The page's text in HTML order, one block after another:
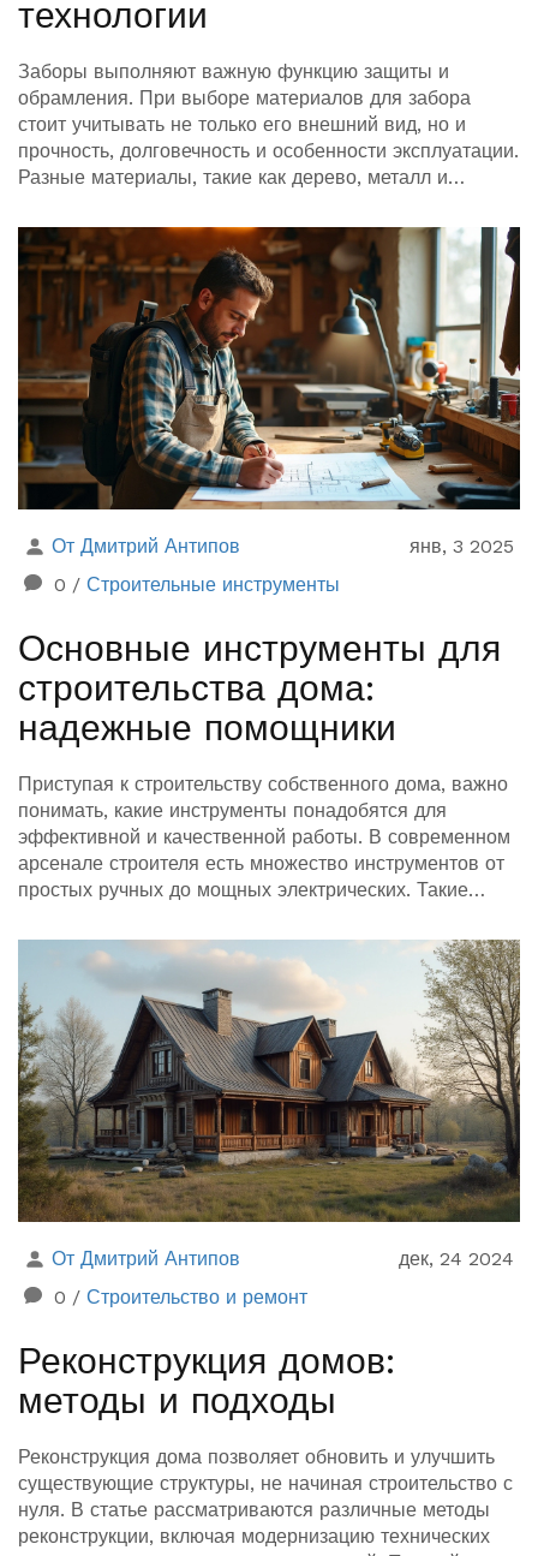
технологии
Заборы выполняют важную функцию защиты и
обрамления. При выборе материалов для забора
стоит учитывать не только его внешний вид, но и
прочность, долговечность и особенности эксплуатации.
Разные материалы, такие как дерево, металл и
стилю и цене. В статье обсуждаются популярные
материалы для заборов и предоставляются советы по
выбору подходящего типа и высоты, в зависимости от
потребностей.
От Дмитрий Антипов
янв, 3 2025
0 / Строительные инструменты
Основные инструменты для
строительства дома:
надежные помощники
Приступая к строительству собственного дома, важно
понимать, какие инструменты понадобятся для
эффективной и качественной работы. В современном
арсенале строителя есть множество инструментов от
простых ручных до мощных электрических. Такие
стройки: от фундамента до крыши. В статье освещены
ключевые категории инструментов, их важность и
особенности использования. Простые советы помогут
каждому начинающему строителю выбрать
необходимые инструменты для своего проекта.
От Дмитрий Антипов
дек, 24 2024
0 / Строительство и ремонт
Реконструкция домов:
методы и подходы
Реконструкция дома позволяет обновить и улучшить
существующие структуры, не начиная строительство с
нуля. В статье рассматриваются различные методы
реконструкции, включая модернизацию технических